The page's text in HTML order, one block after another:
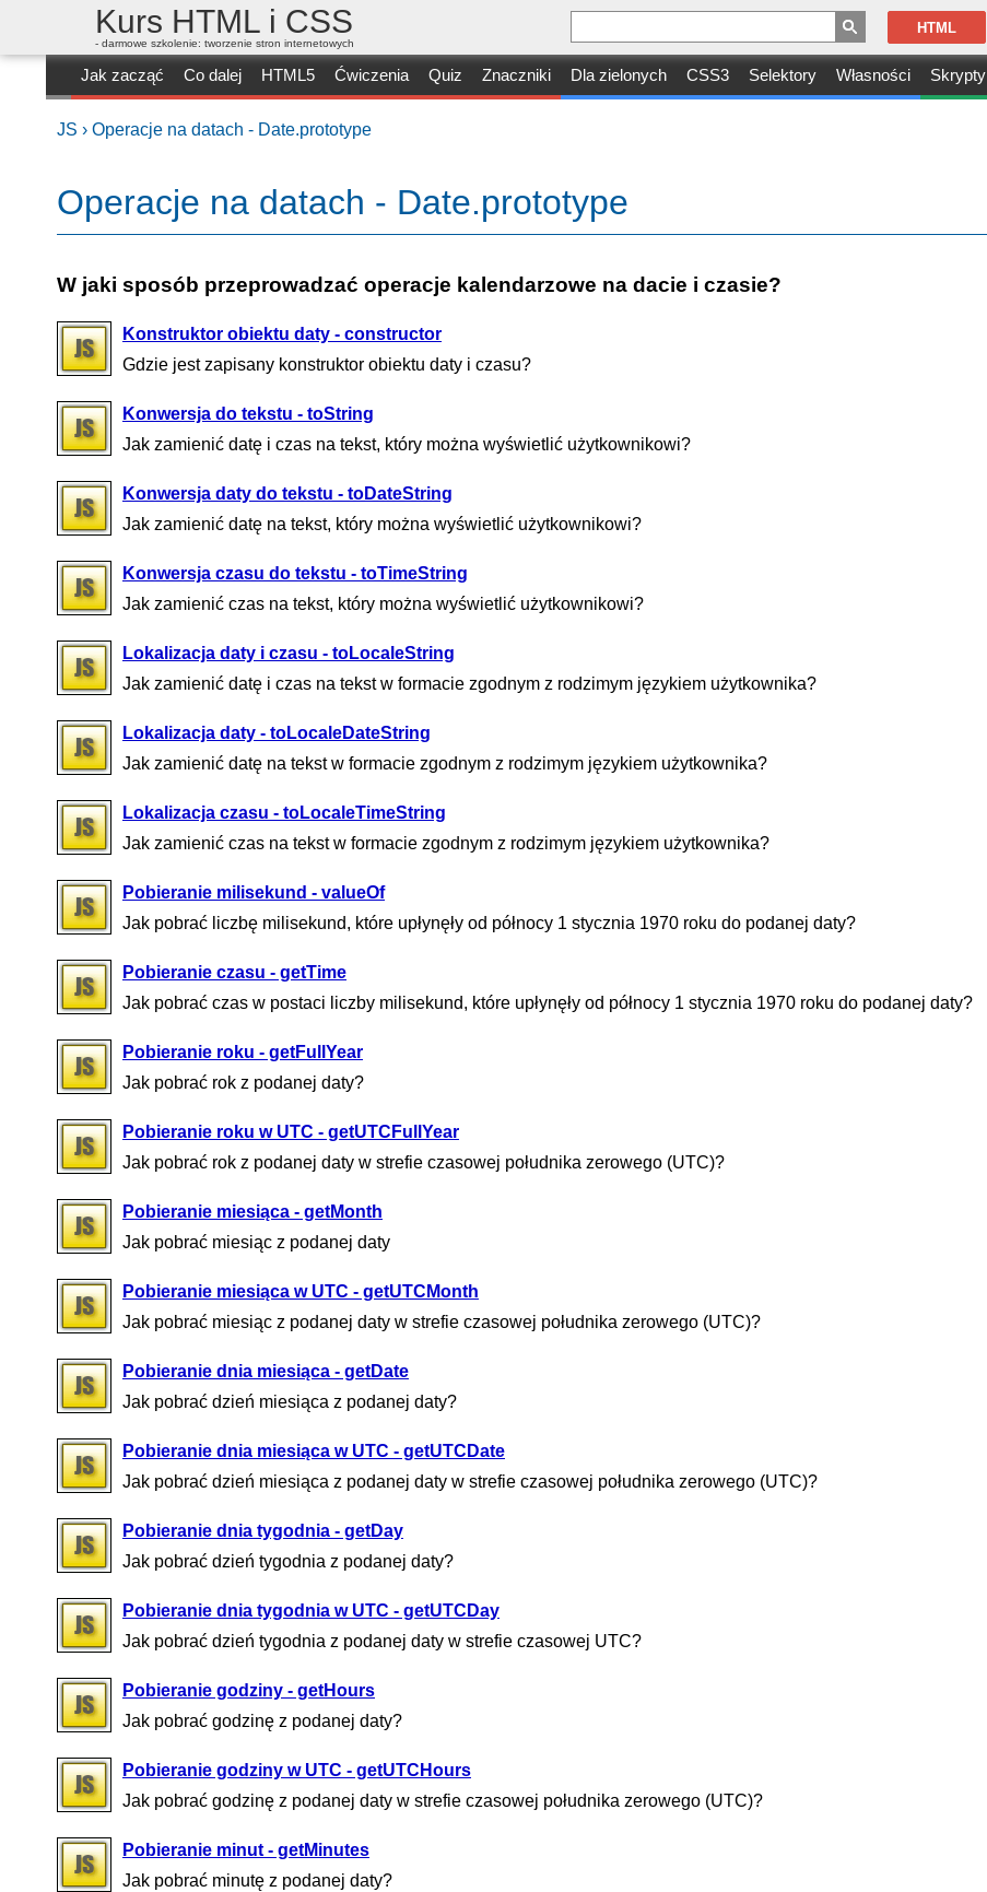
Kurs HTML i CSS
- darmowe szkolenie: tworzenie stron internetowych
Jak zacząć Co dalej HTML5 Ćwiczenia Quiz Znaczniki Dla zielonych CSS3 Selektory Własności Skrypty
HTML
JS › Operacje na datach - Date.prototype
Operacje na datach - Date.prototype
W jaki sposób przeprowadzać operacje kalendarzowe na dacie i czasie?
Konstruktor obiektu daty - constructor
Gdzie jest zapisany konstruktor obiektu daty i czasu?
Konwersja do tekstu - toString
Jak zamienić datę i czas na tekst, który można wyświetlić użytkownikowi?
Konwersja daty do tekstu - toDateString
Jak zamienić datę na tekst, który można wyświetlić użytkownikowi?
Konwersja czasu do tekstu - toTimeString
Jak zamienić czas na tekst, który można wyświetlić użytkownikowi?
Lokalizacja daty i czasu - toLocaleString
Jak zamienić datę i czas na tekst w formacie zgodnym z rodzimym językiem użytkownika?
Lokalizacja daty - toLocaleDateString
Jak zamienić datę na tekst w formacie zgodnym z rodzimym językiem użytkownika?
Lokalizacja czasu - toLocaleTimeString
Jak zamienić czas na tekst w formacie zgodnym z rodzimym językiem użytkownika?
Pobieranie milisekund - valueOf
Jak pobrać liczbę milisekund, które upłynęły od północy 1 stycznia 1970 roku do podanej daty?
Pobieranie czasu - getTime
Jak pobrać czas w postaci liczby milisekund, które upłynęły od północy 1 stycznia 1970 roku do podanej daty?
Pobieranie roku - getFullYear
Jak pobrać rok z podanej daty?
Pobieranie roku w UTC - getUTCFullYear
Jak pobrać rok z podanej daty w strefie czasowej południka zerowego (UTC)?
Pobieranie miesiąca - getMonth
Jak pobrać miesiąc z podanej daty
Pobieranie miesiąca w UTC - getUTCMonth
Jak pobrać miesiąc z podanej daty w strefie czasowej południka zerowego (UTC)?
Pobieranie dnia miesiąca - getDate
Jak pobrać dzień miesiąca z podanej daty?
Pobieranie dnia miesiąca w UTC - getUTCDate
Jak pobrać dzień miesiąca z podanej daty w strefie czasowej południka zerowego (UTC)?
Pobieranie dnia tygodnia - getDay
Jak pobrać dzień tygodnia z podanej daty?
Pobieranie dnia tygodnia w UTC - getUTCDay
Jak pobrać dzień tygodnia z podanej daty w strefie czasowej UTC?
Pobieranie godziny - getHours
Jak pobrać godzinę z podanej daty?
Pobieranie godziny w UTC - getUTCHours
Jak pobrać godzinę z podanej daty w strefie czasowej południka zerowego (UTC)?
Pobieranie minut - getMinutes
Jak pobrać minutę z podanej daty?